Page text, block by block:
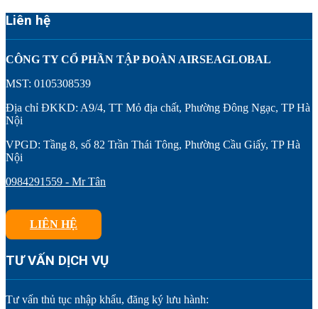
Liên hệ
CÔNG TY CỔ PHẦN TẬP ĐOÀN AIRSEAGLOBAL
MST: 0105308539
Địa chỉ ĐKKD: A9/4, TT Mỏ địa chất, Phường Đông Ngạc, TP Hà
Nội
VPGD: Tầng 8, số 82 Trần Thái Tông, Phường Cầu Giấy, TP Hà
Nội
0984291559 - Mr Tân
LIÊN HỆ
TƯ VẤN DỊCH VỤ
Tư vấn thủ tục nhập khẩu, đăng ký lưu hành: